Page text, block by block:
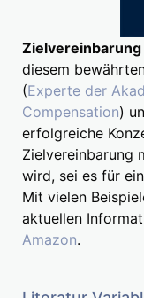
diesem
(Experte der
Compensation)
erfolgreiche
Zielvereinbarung
wird, sei es für
Mit vielen
aktuellen
Amazon.